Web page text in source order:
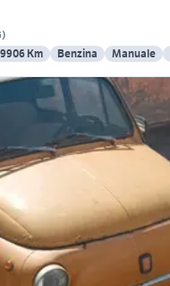
)
Km Benzina Manuale